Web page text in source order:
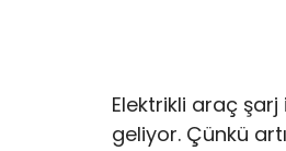
Elektrikli araç
geliyor. Çünkü